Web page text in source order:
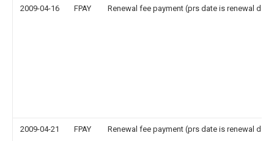
2009-04-16 FPAY Renewal fee payment (prs date is renewal
2009-04-21 FPAY Renewal fee payment (prs date is renewal